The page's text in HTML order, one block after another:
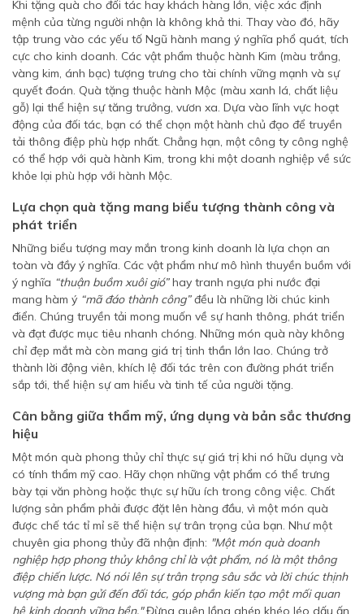
Khi tặng quà cho đối tác hay khách hàng lớn, việc xác định
mệnh của từng người nhận là không khả thi. Thay vào đó, hãy
tập trung vào các yếu tố Ngũ hành mang ý nghĩa phổ quát, tích
cực cho kinh doanh. Các vật phẩm thuộc hành Kim (màu trắng,
vàng kim, ánh bạc) tượng trưng cho tài chính vững mạnh và sự
quyết đoán. Quà tặng thuộc hành Mộc (màu xanh lá, chất liệu
gỗ) lại thể hiện sự tăng trưởng, vươn xa. Dựa vào lĩnh vực hoạt
động của đối tác, bạn có thể chọn một hành chủ đạo để truyền
tải thông điệp phù hợp nhất. Chẳng hạn, một công ty công nghệ
có thể hợp với quà hành Kim, trong khi một doanh nghiệp về sức
khỏe lại phù hợp với hành Mộc.
Lựa chọn quà tặng mang biểu tượng thành công và
phát triển
Những biểu tượng may mắn trong kinh doanh là lựa chọn an
toàn và đầy ý nghĩa. Các vật phẩm như mô hình thuyền buồm với
ý nghĩa “thuận buồm xuôi gió”hay tranh ngựa phi nước đại
mang hàm ý “mã đáo thành công”đều là những lời chúc kinh
điển. Chúng truyền tải mong muốn về sự hanh thông, phát triển
và đạt được mục tiêu nhanh chóng. Những món quà này không
chỉ đẹp mắt mà còn mang giá trị tinh thần lớn lao. Chúng trở
thành lời động viên, khích lệ đối tác trên con đường phát triển
sắp tới, thể hiện sự am hiểu và tinh tế của người tặng.
Cân bằng giữa thẩm mỹ, ứng dụng và bản sắc thương
hiệu
Một món quà phong thủy chỉ thực sự giá trị khi nó hữu dụng và
có tính thẩm mỹ cao. Hãy chọn những vật phẩm có thể trưng
bày tại văn phòng hoặc thực sự hữu ích trong công việc. Chất
lượng sản phẩm phải được đặt lên hàng đầu, vì một món quà
được chế tác tỉ mỉ sẽ thể hiện sự trân trọng của bạn. Như một
chuyên gia phong thủy đã nhận định: "Một món quà doanh
nghiệp hợp phong thủy không chỉ là vật phẩm, nó là một thông
điệp chiến lược. Nó nói lên sự trân trọng sâu sắc và lời chúc thịnh
vượng mà bạn gửi đến đối tác, góp phần kiến tạo một mối quan
hệ kinh doanh vững bền."Đừng quên lồng ghép khéo léo dấu ấn